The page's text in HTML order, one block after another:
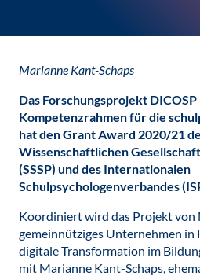
Marianne Kant-Schaps
Das Forschungsprojekt
Kompetenzrahmen für die
hat den Grant Award 2020/21
Wissenschaftlichen
(SSSP) und des Internationalen
Schulpsychologenverbandes
Koordiniert wird das Projekt von
gemeinnütziges Unternehmen in
digitale Transformation im
mit Marianne Kant-Schaps,